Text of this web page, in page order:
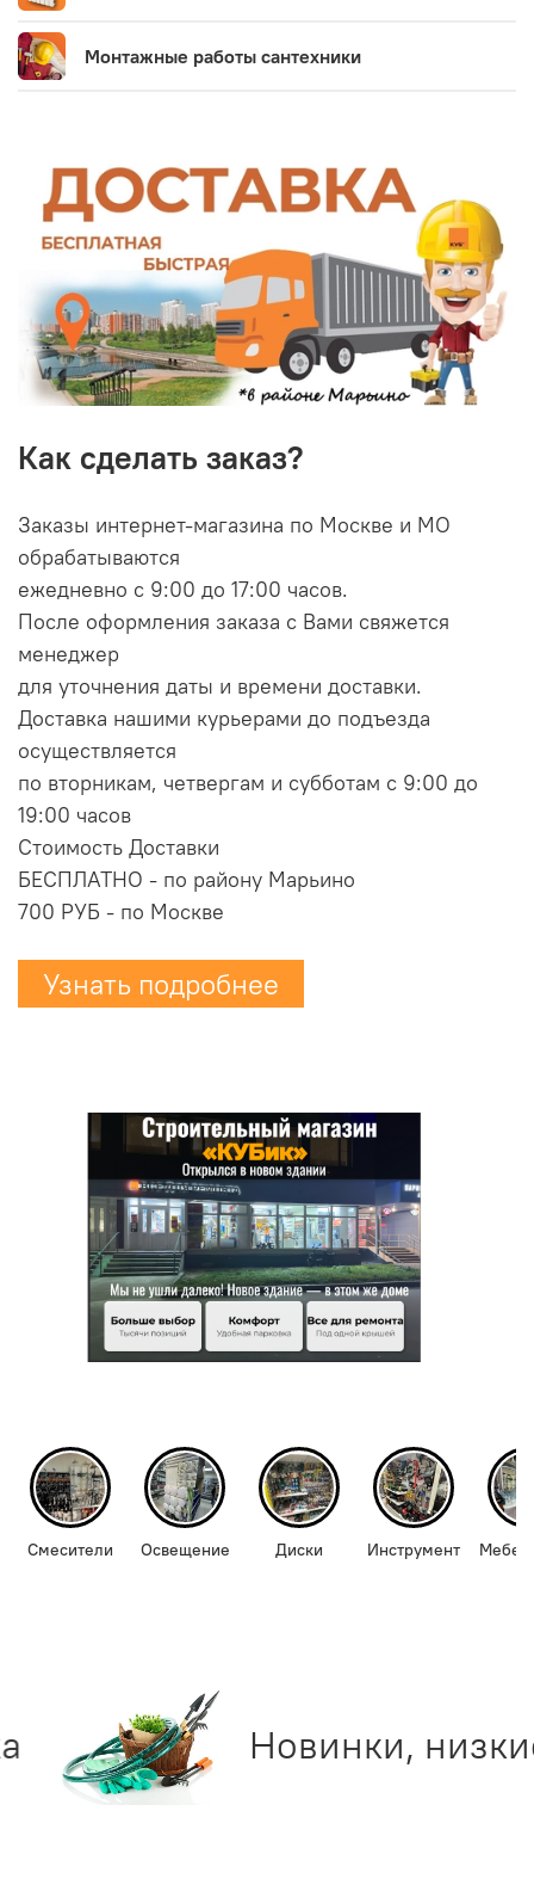
Монтажные работы сантехники
Как сделать заказ?
Заказы интернет-магазина по Москве и МО
обрабатываются
ежедневно с 9:00 до 17:00 часов.
После оформления заказа с Вами свяжется
менеджер
для уточнения даты и времени доставки.
Доставка нашими курьерами до подъезда
осуществляется
по вторникам, четвергам и субботам с 9:00 до
19:00 часов
Стоимость Доставки
БЕСПЛАТНО - по району Марьино
700 РУБ - по Москве
Узнать подробнее
Смесители Освещение Диски Инструмент
Новинки,